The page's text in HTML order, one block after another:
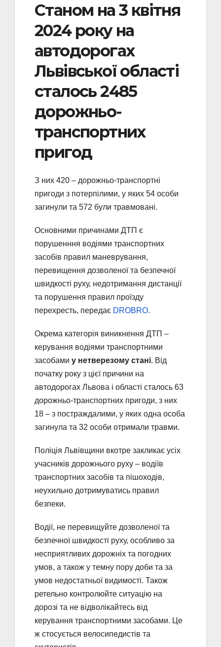
Станом на 3 квітня
2024 року на
автодорогах
Львівської області
сталось 2485
дорожньо-
транспортних
пригод
З них 420 – дорожньо-транспортні
пригоди з потерпілими, у яких 54 особи
загинули та 572 були травмовані.
Основними причинами ДТП є
порушенння водіями транспортних
засобів правил маневрування,
перевищення дозволеної та безпечної
швидкості руху, недотримання дистанції
та порушення правил проїзду
перехресть, передає DROBRO.
Окрема категорія виникнення ДТП –
керування водіями транспортними
засобами у нетверезому стані. Від
початку року з цієї причини на
автодорогах Львова і області сталось 63
дорожньо-транспортних пригоди, з них
18 – з постраждалими, у яких одна особа
загинула та 32 особи отримали травми.
Поліція Львівщини вкотре закликає усіх
учасників дорожнього руху – водіїв
транспортних засобів та пішоходів,
неухильно дотримуватись правил
безпеки.
Водії, не перевищуйте дозволеної та
безпечної швидкості руху, особливо за
несприятливих дорожніх та погодних
умов, а також у темну пору доби та за
умов недостатньої видимості. Також
ретельно контролюйте ситуацію на
дорозі та не відволікайтесь від
керування транспортними засобами. Це
ж стосується велосипедистів та